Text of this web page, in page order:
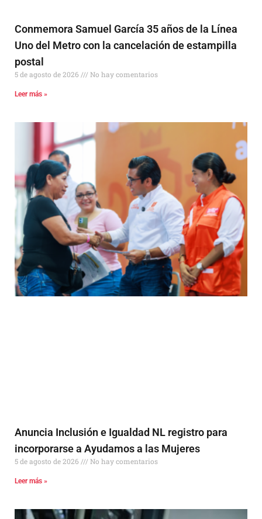
Conmemora Samuel García 35 años de la Línea
Uno del Metro con la cancelación de estampilla
postal
5 de agosto de 2026 No hay comentarios
Leer más »
Anuncia Inclusión e Igualdad NL registro para
incorporarse a Ayudamos a las Mujeres
5 de agosto de 2026 No hay comentarios
Leer más »